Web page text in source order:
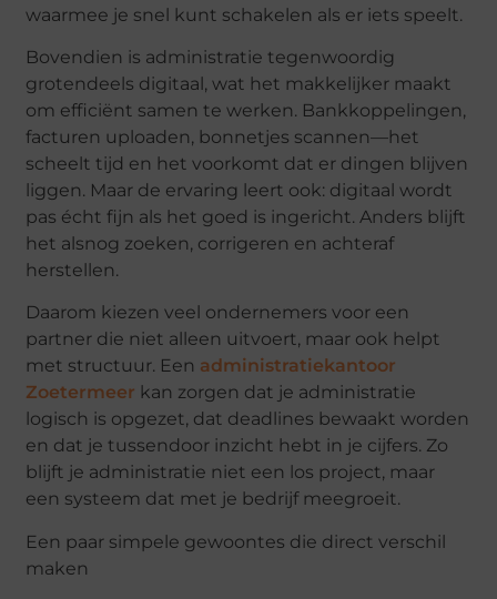
waarmee je snel kunt schakelen als er iets speelt.
Bovendien is administratie tegenwoordig
grotendeels digitaal, wat het makkelijker maakt
om efficiënt samen te werken. Bankkoppelingen,
facturen uploaden, bonnetjes scannen—het
scheelt tijd en het voorkomt dat er dingen blijven
liggen. Maar de ervaring leert ook: digitaal wordt
pas écht fijn als het goed is ingericht. Anders blijft
het alsnog zoeken, corrigeren en achteraf
herstellen.
Daarom kiezen veel ondernemers voor een
partner die niet alleen uitvoert, maar ook helpt
met structuur. Een administratiekantoor
Zoetermeer kan zorgen dat je administratie
logisch is opgezet, dat deadlines bewaakt worden
en dat je tussendoor inzicht hebt in je cijfers. Zo
blijft je administratie niet een los project, maar
een systeem dat met je bedrijf meegroeit.
Een paar simpele gewoontes die direct verschil
maken